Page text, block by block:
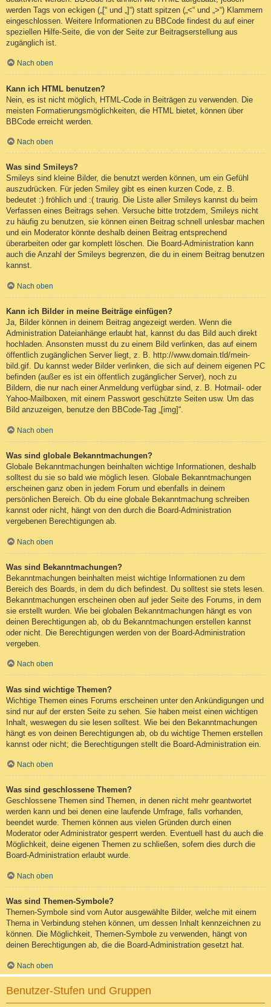
werden Tags von eckigen („[“ und „]“) statt spitzen („<“ und „>“) Klammern
eingeschlossen. Weitere Informationen zu BBCode findest du auf einer
speziellen Hilfe-Seite, die von der Seite zur Beitragserstellung aus
zugänglich ist.
Nach oben
Kann ich HTML benutzen?
Nein, es ist nicht möglich, HTML-Code in Beiträgen zu verwenden. Die
meisten Formatierungsmöglichkeiten, die HTML bietet, können über
BBCode erreicht werden.
Nach oben
Was sind Smileys?
Smileys sind kleine Bilder, die benutzt werden können, um ein Gefühl
auszudrücken. Für jeden Smiley gibt es einen kurzen Code, z. B.
bedeutet :) fröhlich und :( traurig. Die Liste aller Smileys kannst du beim
Verfassen eines Beitrags sehen. Versuche bitte trotzdem, Smileys nicht
zu häufig zu benutzen, sie können einen Beitrag schnell unlesbar machen
und ein Moderator könnte deshalb deinen Beitrag entsprechend
überarbeiten oder gar komplett löschen. Die Board-Administration kann
auch die Anzahl der Smileys begrenzen, die du in einem Beitrag benutzen
kannst.
Nach oben
Kann ich Bilder in meine Beiträge einfügen?
Ja, Bilder können in deinem Beitrag angezeigt werden. Wenn die
Administration Dateianhänge erlaubt hat, kannst du das Bild auch direkt
hochladen. Ansonsten musst du zu einem Bild verlinken, das auf einem
öffentlich zugänglichen Server liegt, z. B. http://www.domain.tld/mein-
bild.gif. Du kannst weder Bilder verlinken, die sich auf deinem eigenen PC
befinden (außer es ist ein öffentlich zugänglicher Server), noch zu
Bildern, die nur nach einer Anmeldung verfügbar sind, z. B. Hotmail- oder
Yahoo-Mailboxen, mit einem Passwort geschützte Seiten usw. Um das
Bild anzuzeigen, benutze den BBCode-Tag „[img]“.
Nach oben
Was sind globale Bekanntmachungen?
Globale Bekanntmachungen beinhalten wichtige Informationen, deshalb
solltest du sie so bald wie möglich lesen. Globale Bekanntmachungen
erscheinen ganz oben in jedem Forum und ebenfalls in deinem
persönlichen Bereich. Ob du eine globale Bekanntmachung schreiben
kannst oder nicht, hängt von den durch die Board-Administration
vergebenen Berechtigungen ab.
Nach oben
Was sind Bekanntmachungen?
Bekanntmachungen beinhalten meist wichtige Informationen zu dem
Bereich des Boards, in dem du dich befindest. Du solltest sie stets lesen.
Bekanntmachungen erscheinen oben auf jeder Seite des Forums, in dem
sie erstellt wurden. Wie bei globalen Bekanntmachungen hängt es von
deinen Berechtigungen ab, ob du Bekanntmachungen erstellen kannst
oder nicht. Die Berechtigungen werden von der Board-Administration
vergeben.
Nach oben
Was sind wichtige Themen?
Wichtige Themen eines Forums erscheinen unter den Ankündigungen und
sind nur auf der ersten Seite zu sehen. Sie haben meist einen wichtigen
Inhalt, weswegen du sie lesen solltest. Wie bei den Bekanntmachungen
hängt es von deinen Berechtigungen ab, ob du wichtige Themen erstellen
kannst oder nicht; die Berechtigungen stellt die Board-Administration ein.
Nach oben
Was sind geschlossene Themen?
Geschlossene Themen sind Themen, in denen nicht mehr geantwortet
werden kann und bei denen eine laufende Umfrage, falls vorhanden,
beendet wurde. Themen können aus vielen Gründen durch einen
Moderator oder Administrator gesperrt werden. Eventuell hast du auch die
Möglichkeit, deine eigenen Themen zu schließen, sofern dies durch die
Board-Administration erlaubt wurde.
Nach oben
Was sind Themen-Symbole?
Themen-Symbole sind vom Autor ausgewählte Bilder, welche mit einem
Thema in Verbindung stehen können, um dessen Inhalt kennzeichnen zu
können. Die Möglichkeit, Themen-Symbole zu verwenden, hängt von
deinen Berechtigungen ab, die die Board-Administration gesetzt hat.
Nach oben
Benutzer-Stufen und Gruppen